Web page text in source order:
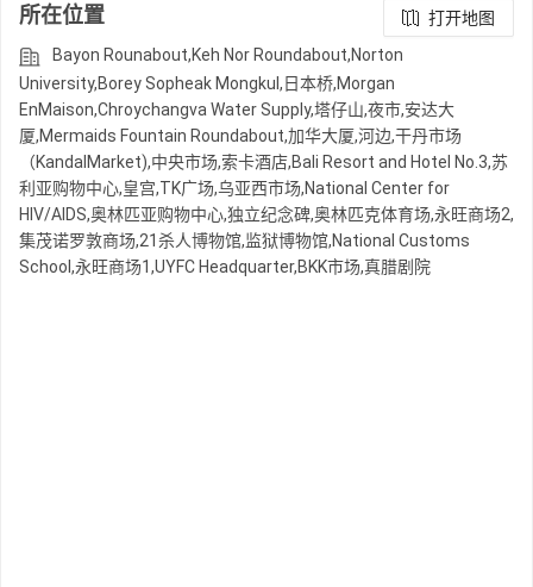
所在位置
打开地图
Bayon Rounabout,Keh Nor Roundabout,Norton
University,Borey Sopheak Mongkul,日本桥,Morgan
EnMaison,Chroychangva Water Supply,塔仔山,夜市,安达大
厦,Mermaids Fountain Roundabout,加华大厦,河边,干丹市场
（KandalMarket),中央市场,索卡酒店,Bali Resort and Hotel No.3,苏
利亚购物中心,皇宫,TK广场,乌亚西市场,National Center for
HIV/AIDS,奥林匹亚购物中心,独立纪念碑,奥林匹克体育场,永旺商场2,
集茂诺罗敦商场,21杀人博物馆,监狱博物馆,National Customs
School,永旺商场1,UYFC Headquarter,BKK市场,真腊剧院